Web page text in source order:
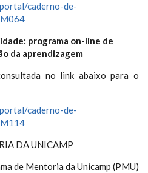
caderno-de-
programa on-line de
da aprendizagem
no link abaixo para o
caderno-de-
DA UNICAMP
de Mentoria da Unicamp (PMU)